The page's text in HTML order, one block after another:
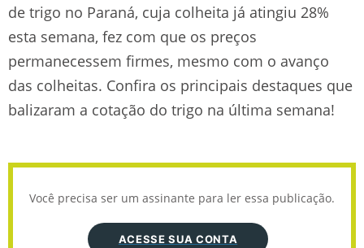
de trigo no Paraná, cuja colheita já atingiu 28%
esta semana, fez com que os preços
permanecessem firmes, mesmo com o avanço
das colheitas. Confira os principais destaques que
balizaram a cotação do trigo na última semana!
Você precisa ser um assinante para ler essa publicação.
ACESSE SUA CONTA